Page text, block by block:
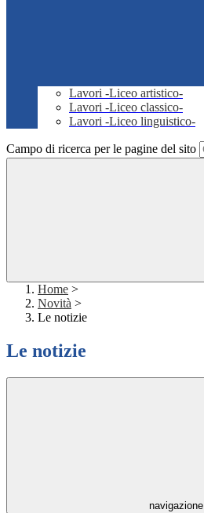
Lavori -Liceo artistico-
Lavori -Liceo classico-
Lavori -Liceo linguistico-
Campo di ricerca per le pagine del sito
Home >
Novità >
Le notizie
Le notizie
navigazione